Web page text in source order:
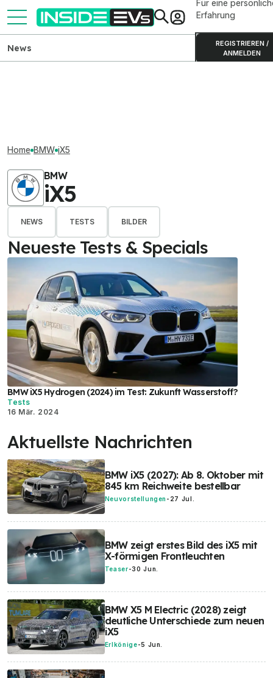
Für eine
Erfahrung
REGISTRIEREN /
ANMELDEN
News
Home BMW iX5
BMW
iX5
NEWS TESTS BILDER
Neueste Tests & Specials
BMW iX5 Hydrogen (2024) im Test: Zukunft Wasserstoff?
Tests
16 Mär. 2024
Aktuellste Nachrichten
BMW iX5 (2027): Ab 8. Oktober mit
845 km Reichweite bestellbar
Neuvorstellungen - 27 Jul.
BMW zeigt erstes Bild des iX5 mit
X-förmigen Frontleuchten
Teaser-30 Jun.
BMW X5 M Electric (2028) zeigt
deutliche Unterschiede zum neuen
iX5
Erlkönige-5 Jun.